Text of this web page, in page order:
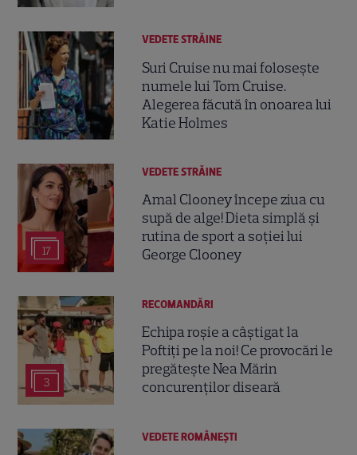
VEDETE STRĂINE
Suri Cruise nu mai folosește
numele lui Tom Cruise.
Alegerea făcută în onoarea lui
Katie Holmes
17
VEDETE STRĂINE
Amal Clooney începe ziua cu
supă de alge! Dieta simplă și
rutina de sport a soției lui
George Clooney
3
RECOMANDĂRI
Echipa roșie a câștigat la
Poftiți pe la noi! Ce provocări le
pregătește Nea Mărin
concurenților diseară
VEDETE ROMÂNEŞTI